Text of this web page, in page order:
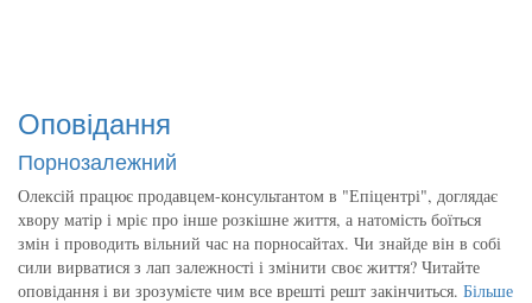
Оповідання
Порнозалежний
Олексій працює продавцем-консультантом в "Епіцентрі", доглядає
хвору матір і мріє про інше розкішне життя, а натомість боїться
змін і проводить вільний час на порносайтах. Чи знайде він в собі
сили вирватися з лап залежності і змінити своє життя? Читайте
оповідання і ви зрозумієте чим все врешті решт закінчиться. Більше